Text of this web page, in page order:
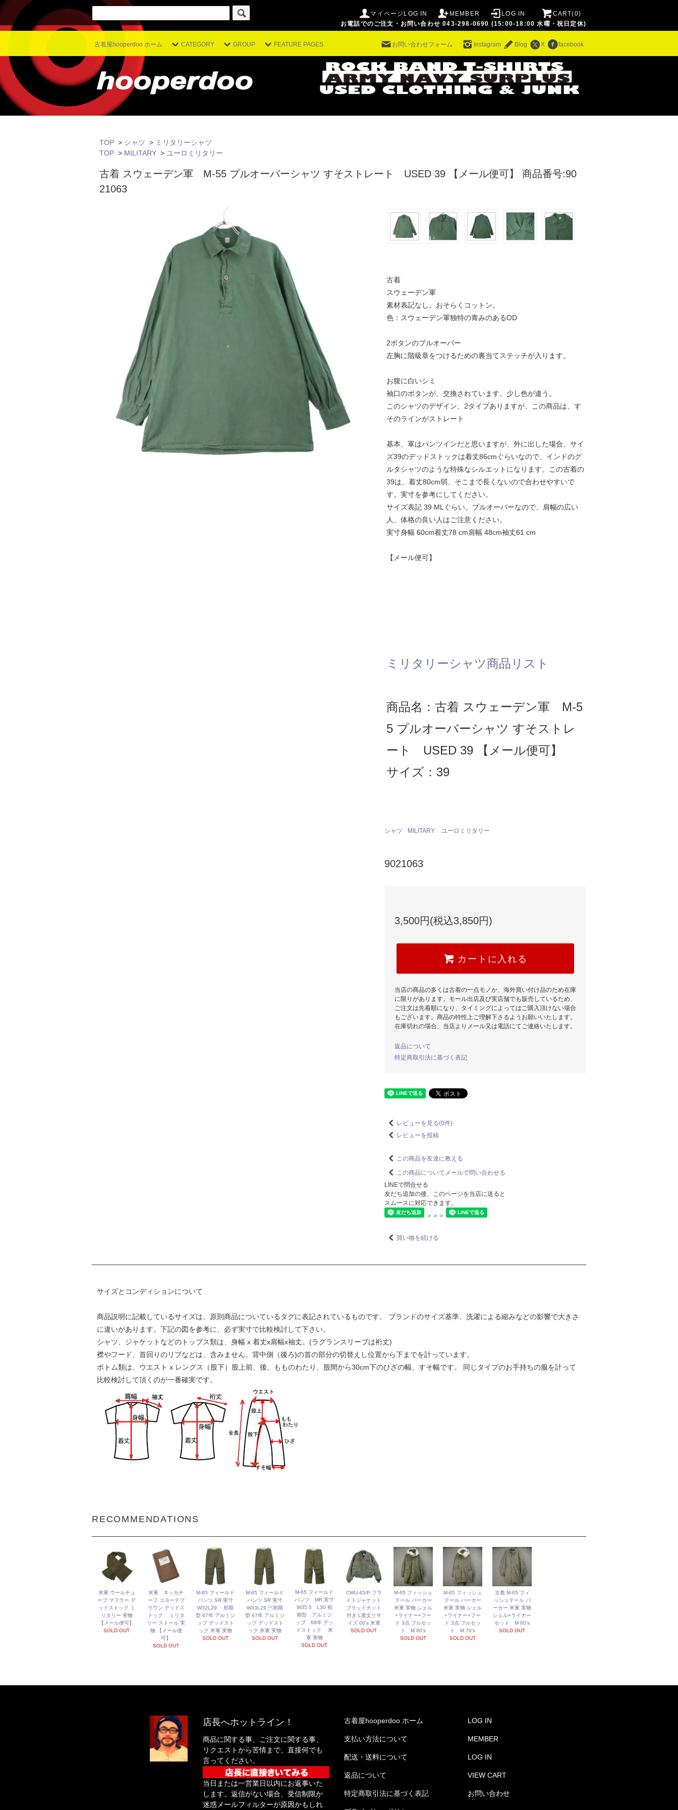
マイページLOG IN MEMBER LOG IN
CART(0)
お電話でのご注文・お問い合わせ 043-298-0690 (15:00-18:00 水曜・祝日定休)
古着屋hooperdoo ホーム CATEGORY GROUP FEATURE PAGES お問い合わせフォーム Instagram Blog X facebook
TOP > シャツ > ミリタリーシャツ
TOP > MILITARY > ユーロミリタリー
古着 スウェーデン軍 M-55 プルオーバーシャツ すそストレート USED 39 【メール便可】 商品番号:90
21063
古着
スウェーデン軍
素材表記なし。おそらくコットン。
色：スウェーデン軍独特の青みのあるOD
2ボタンのプルオーバー
左胸に階級章をつけるための裏当てステッチが入ります。
お腹に白いシミ
袖口のボタンが、交換されています。少し色が違う。
このシャツのデザイン、2タイプありますが、この商品は、す
そのラインがストレート
基本、軍はパンツインだと思いますが、外に出した場合、サイ
ズ39のデッドストックは着丈86cmぐらいなので、インドのグ
ルタシャツのような特殊なシルエットになります。この古着の
39は、着丈80cm弱、そこまで長くないので合わせやすいで
す。実寸を参考にしてください。
サイズ表記 39 MLぐらい。プルオーバーなので、肩幅の広い
人、体格の良い人はご注意ください。
実寸身幅 60cm着丈78 cm肩幅 48cm袖丈61 cm
【メール便可】
ミリタリーシャツ商品リスト
商品名：古着 スウェーデン軍 M-5
5 プルオーバーシャツ すそストレ
ート USED 39 【メール便可】
サイズ：39
シャツ MILITARY ユーロミリタリー
9021063
3,500円(税込3,850円)
カートに入れる
当店の商品の多くは古着の一点モノか、海外買い付け品のため在庫
に限りがあります。モール出店及び実店舗でも販売しているため、
ご注文は先着順になり、タイミングによってはご購入頂けない場合
もございます。商品の特性上ご理解下さるようお願いいたします。
在庫切れの場合、当店よりメール又は電話にてご連絡いたします。
返品について
特定商取引法に基づく表記
レビューを見る(0件)
レビューを投稿
この商品を友達に教える
この商品についてメールで問い合わせる
LINEで問合せる
友だち追加の後、このページを当店に送ると
スムースに対応できます。
＞＞＞
買い物を続ける
サイズとコンディションについて
商品説明に記載しているサイズは、原則商品についているタグに表記されているものです。 ブランドのサイズ基準、洗濯による縮みなどの影響で大きさ
に違いがあります。下記の図を参考に、必ず実寸で比較検討して下さい。
シャツ、ジャケットなどのトップス類は、身幅 x 着丈x肩幅x袖丈。(ラグランスリーブは裄丈)
襟やフード、首回りのリブなどは、含みません。背中側（後ろ)の首の部分の切替えし位置から下までを計っています。
ボトム類は、ウエスト x レングス（股下）股上前、後、もものわたり、股間から30cm下のひざの幅、すそ幅です。 同じタイプのお手持ちの服を計って
比較検討して頂くのが一番確実です。
RECOMMENDATIONS
米軍 ウールチュ
ーブ マフラー デ
ッドストック ミ
リタリー 実物
【メール便可】
SOLD OUT
米軍 ネッカチ
ーフ コヨーテブ
ラウン デッドス
トック ミリタ
リー ストール 実
物 【メール便
可】
SOLD OUT
M-65 フィールド
パンツ SR 実寸
W32L29 初期
型 67年 アルミジ
ップ デッドスト
ック 米軍 実物
SOLD OUT
M-65 フィールド
パンツ SR 実寸
W33L29 初期
型 67年 アルミジ
ップ デッドスト
ック 米軍 実物
SOLD OUT
M-65 フィールド
パンツ MR 実寸
W35.5 L30 初
期型 アルミジ
ップ 68年 デッ
ドストック 米
軍 実物
SOLD OUT
CWU-45/P フラ
イトジャケット
ブラッドチット
付き L着丈リサ
イズ 00’s 米軍
SOLD OUT
M-65 フィッシュ
テール パーカー
米軍 実物 シェル
+ライナー+フー
ド 3点 フルセッ
ト M 80's
SOLD OUT
M-65 フィッシュ
テール パーカー
米軍 実物 シェル
+ライナー+フー
ド 3点 フルセッ
ト M 70’s
SOLD OUT
古着 M-65 フィ
ッシュテール パ
ーカー 米軍 実物
シェル+ライナー
セット M 80’s
SOLD OUT
店長へホットライン！
商品に関する事、ご注文に関する事、
リクエストから苦情まで、直接何でも
言ってください。
当日または一営業日以内にお返事いた
します。返信がない場合、受信制限か
迷惑メールフィルターが原因かもしれ
古着屋hooperdoo ホーム
支払い方法について
配送・送料について
返品について
特定商取引法に基づく表記
LOG IN
MEMBER
LOG IN
VIEW CART
お問い合わせ